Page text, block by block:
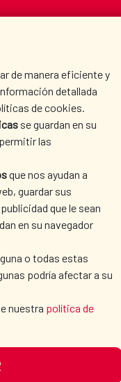
de manera eficiente y
detallada
de cookies.
se guardan en su
las
que nos ayudan a
guardar sus
que le sean
en su navegador
o todas estas
podría afectar a su
nuestra política de
DO WE COOPERATE?
PRESS ROOM
LIBRARY